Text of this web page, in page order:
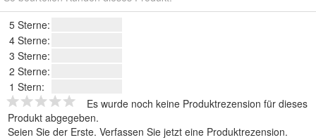
5 Sterne:
4 Sterne:
3 Sterne:
2 Sterne:
1 Stern:
Es wurde noch keine Produktrezension für dieses
Produkt abgegeben.
Seien Sie der Erste. Verfassen Sie jetzt eine Produktrezension.